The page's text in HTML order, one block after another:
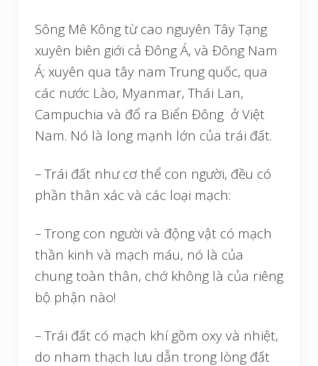
Sông Mê Kông từ cao nguyên Tây Tạng
xuyên biên giới cả Đông Á, và Đông Nam
Á; xuyên qua tây nam Trung quốc, qua
các nước Lào, Myanmar, Thái Lan,
Campuchia và đổ ra Biển Đông ở Việt
Nam. Nó là long mạnh lớn của trái đất.
– Trái đất như cơ thể con người, đều có
phần thân xác và các loại mạch:
– Trong con người và động vật có mạch
thần kinh và mạch máu, nó là của
chung toàn thân, chớ không là của riêng
bộ phận nào!
– Trái đất có mạch khí gồm oxy và nhiệt,
do nham thạch lưu dẫn trong lòng đất